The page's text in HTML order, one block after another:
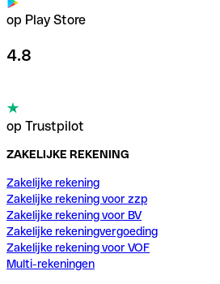
op Play Store
4.8
op Trustpilot
ZAKELIJKE REKENING
Zakelijke rekening
Zakelijke rekening voor zzp
Zakelijke rekening voor BV
Zakelijke rekeningvergoeding
Zakelijke rekening voor VOF
Multi-rekeningen